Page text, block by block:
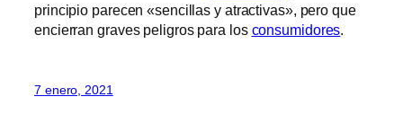
principio parecen «sencillas y atractivas», pero que
encierran graves peligros para los consumidores.
7 enero, 2021